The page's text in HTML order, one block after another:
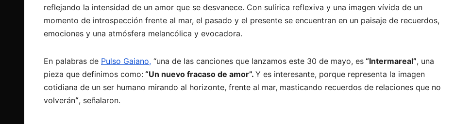
reflejando la intensidad de un amor que se desvanece. Con sulírica reflexiva y una imagen vívida de un
momento de introspección frente al mar, el pasado y el presente se encuentran en un paisaje de recuerdos,
emociones y una atmósfera melancólica y evocadora.
En palabras de Pulso Gaiano, “una de las canciones que lanzamos este 30 de mayo, es “Intermareal”, una
pieza que definimos como: “Un nuevo fracaso de amor”. Y es interesante, porque representa la imagen
cotidiana de un ser humano mirando al horizonte, frente al mar, masticando recuerdos de relaciones que no
volverán“, señalaron.